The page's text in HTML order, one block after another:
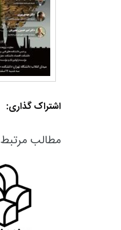
اشتراک گذاری:
مطالب مرتبط